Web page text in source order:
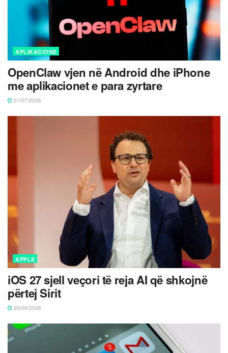
APLIKACIONE
OpenClaw vjen në Android dhe iPhone
me aplikacionet e para zyrtare
01/07/2026
APPLE
iOS 27 sjell veçori të reja AI që shkojnë
përtej Sirit
26/06/2026